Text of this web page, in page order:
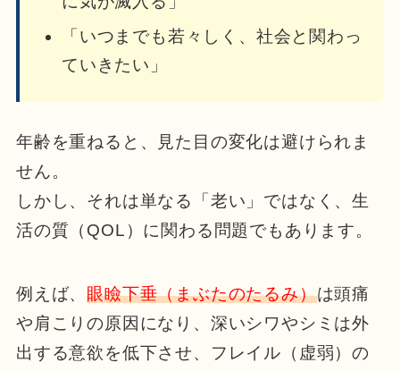
「いつまでも若々しく、社会と関わっ
ていきたい」
年齢を重ねると、見た目の変化は避けられま
せん。
しかし、それは単なる「老い」ではなく、生
活の質（QOL）に関わる問題でもあります。
例えば、眼瞼下垂（まぶたのたるみ）は頭痛
や肩こりの原因になり、深いシワやシミは外
出する意欲を低下させ、フレイル（虚弱）の